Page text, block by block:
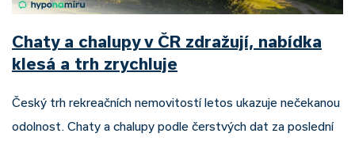
Chaty a chalupy v ČR zdražují, nabídka
klesá a trh zrychluje
Český trh rekreačních nemovitostí letos ukazuje nečekanou
odolnost. Chaty a chalupy podle čerstvých dat za poslední